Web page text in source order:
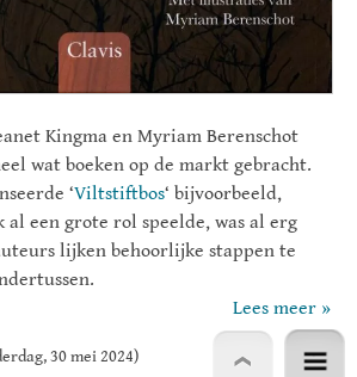
Kingma en Myriam Berenschot
wat boeken op de markt gebracht.
‘Viltstiftbos‘ bijvoorbeeld,
al een grote rol speelde, was al erg
lijken behoorlijke stappen te
Lees meer »
30 mei 2024)